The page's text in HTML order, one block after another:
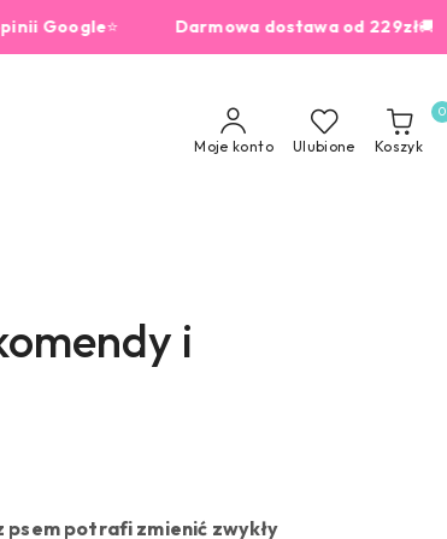
⭐Darmowa dostawa od 229zł🚚
Moje konto Ulubione Koszyk
0
i
psem potrafi zmienić zwykły